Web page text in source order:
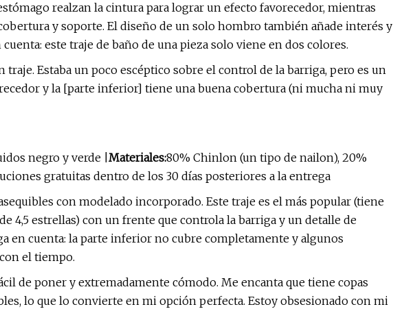
realzan la cintura para lograr un efecto favorecedor, mientras
y soporte. El diseño de un solo hombro también añade interés y
este traje de baño de una pieza solo viene en dos colores.
traje. Estaba un poco escéptico sobre el control de la barriga, pero es un
y la [parte inferior] tiene una buena cobertura (ni mucha ni muy
negro y verde | Materiales:80% Chinlon (un tipo de nailon), 20%
gratuitas dentro de los 30 días posteriores a la entrega
con modelado incorporado. Este traje es el más popular (tiene
4,5 estrellas) con un frente que controla la barriga y un detalle de
en cuenta: la parte inferior no cubre completamente y algunos
el tiempo.
de poner y extremadamente cómodo. Me encanta que tiene copas
lo que lo convierte en mi opción perfecta. Estoy obsesionado con mi